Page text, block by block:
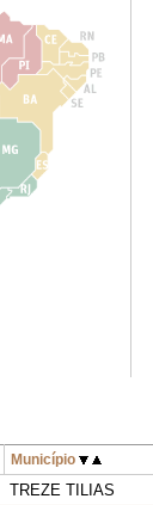
Município
TREZE TILIAS